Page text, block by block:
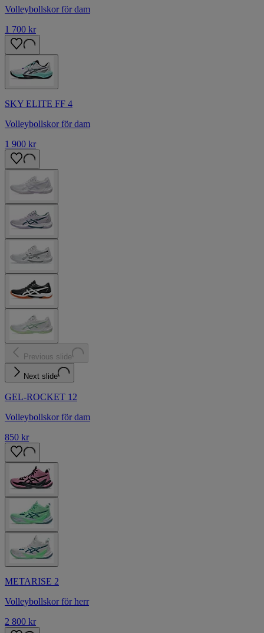
Volleybollskor för dam
1 700 kr
SKY ELITE FF 4
Volleybollskor för dam
1 900 kr
Previous slide
Next slide
GEL-ROCKET 12
Volleybollskor för dam
850 kr
METARISE 2
Volleybollskor för herr
2 800 kr